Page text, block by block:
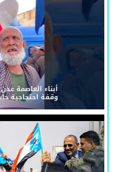
أبناء العاصمة
وقفة احتجاجية